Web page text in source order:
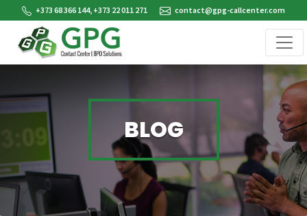
+373 68 366 144, +373 22 011 271 contact@gpg-callcenter.com
BLOG